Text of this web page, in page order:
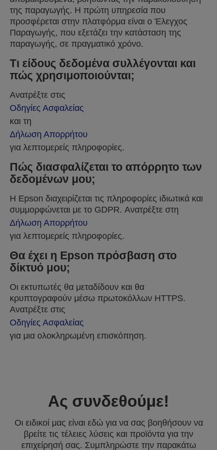
της παραγωγής. Η πρώτη υπηρεσία που
προσφέρεται στην πλατφόρμα είναι ο Έλεγχος
Παραγωγής, που εξετάζει την κατάσταση της
παραγωγής, σε πραγματικό χρόνο.
Τι είδους δεδομένα συλλέγονται και
πώς χρησιμοποιούνται;
Ανατρέξτε στις
Οδηγίες Ασφαλείας
και τη
Δήλωση Απορρήτου
για λεπτομερείς πληροφορίες.
Πώς διασφαλίζεται το απόρρητο των
δεδομένων μου;
Η Epson διαχειρίζεται τις πληροφορίες ιδιωτικά και
συμμορφώνεται με το GDPR. Ανατρέξτε στη
Δήλωση Απορρήτου
για λεπτομερείς πληροφορίες.
Θα έχει η Epson πρόσβαση στο
δίκτυό μου;
Οι εκτυπωτές θα μεταδίδουν και θα
κρυπτογραφούν μέσω πρωτοκόλλων HTTPS.
Ανατρέξτε στις
Οδηγίες Ασφαλείας
για μια ολοκληρωμένη επισκόπηση.
Ας συνδεθούμε!
Οι ειδικοί μας είναι εδώ για να σας βοηθήσουν να
βρείτε τις τέλειες λύσεις και προϊόντα για την
επιχείρησή σας. Συμπληρώστε την παρακάτω